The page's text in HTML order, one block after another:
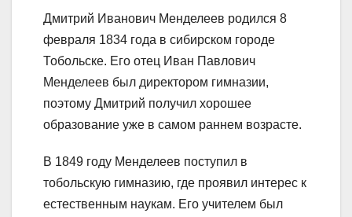
Дмитрий Иванович Менделеев родился 8
февраля 1834 года в сибирском городе
Тобольске. Его отец Иван Павлович
Менделеев был директором гимназии,
поэтому Дмитрий получил хорошее
образование уже в самом раннем возрасте.
В 1849 году Менделеев поступил в
тобольскую гимназию, где проявил интерес к
естественным наукам. Его учителем был